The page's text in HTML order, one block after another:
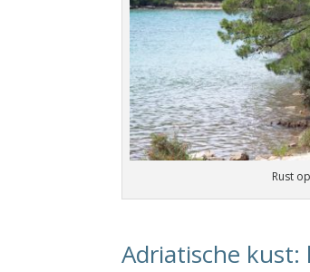
Rust
Adriatische